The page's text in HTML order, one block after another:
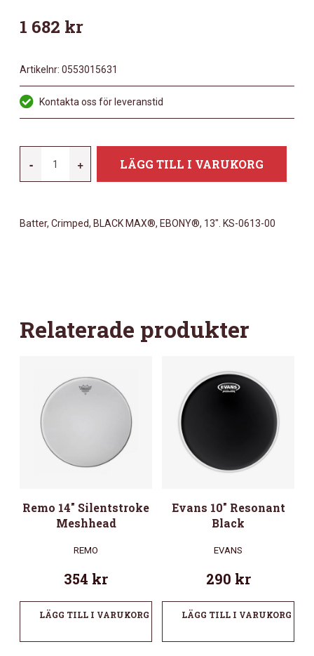
1 682 kr
Artikelnr: 0553015631
Kontakta oss för leveranstid
-
13"
EBONY
+ LÄGG TILL I VARUKORG
Batter, Crimped, BLACK MAX®, EBONY®, 13″. KS-0613-00
Relaterade produkter
Remo 14″ Silentstroke
Meshhead
REMO
354 kr
LÄGG TILL I VARUKORG
Evans 10″ Resonant
Black
EVANS
290 kr
LÄGG TILL I VARUKORG